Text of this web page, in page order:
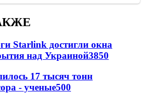
Starlink достигли окна
над Украиной3850
17 тысяч тонн
- ученые500